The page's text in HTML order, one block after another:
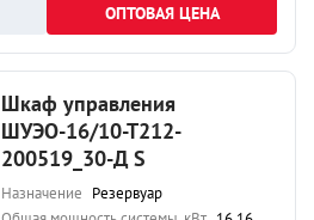
ОПТОВАЯ ЦЕНА
Шкаф управления
ШУЭО-16/10-Т212-
200519_30-Д S
Назначение Резервуар